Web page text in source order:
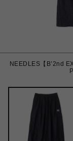
NEEDLES【B’2nd